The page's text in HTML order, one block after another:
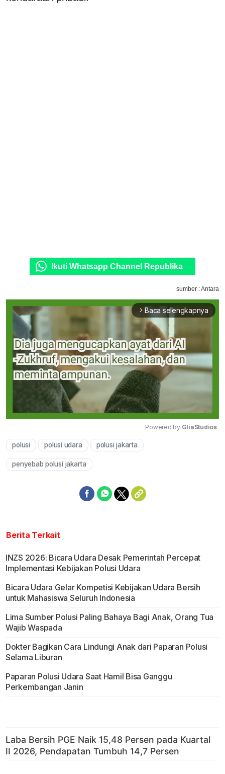
Ikuti Whatsapp Channel Republika
sumber : Antara
arrow_forward_ios Baca selengkapnya
Powered by GliaStudios
polusi polusi udara polusi jakarta
penyebab polusi jakarta
Berita Terkait
INZS 2026: Bicara Udara Desak Pemerintah Percepat
Implementasi Kebijakan Polusi Udara
Bicara Udara Gelar Kompetisi Kebijakan Udara Bersih
untuk Mahasiswa Seluruh Indonesia
Lima Sumber Polusi Paling Bahaya Bagi Anak, Orang Tua
Wajib Waspada
Dokter Bagikan Cara Lindungi Anak dari Paparan Polusi
Selama Liburan
Paparan Polusi Udara Saat Hamil Bisa Ganggu
Perkembangan Janin